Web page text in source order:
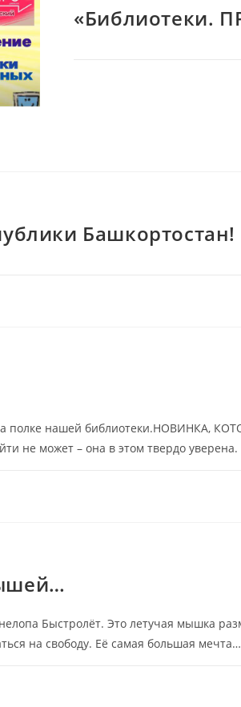
«Библиотеки.
Башкортостан!
нашей библиотеки.НОВИНКА,
не может – она в этом твердо
Быстролёт. Это летучая мышка
на свободу. Её самая большая мечта…